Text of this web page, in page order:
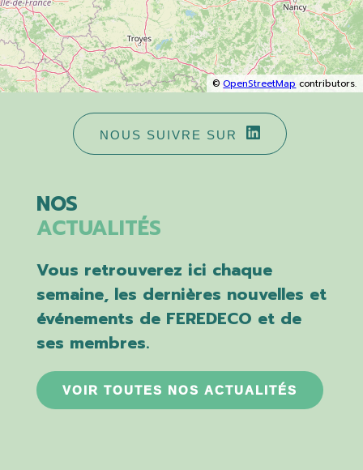
©OpenStreetMapcontributors.
NOUS SUIVRE SUR
NOS
ACTUALITÉS
Vous retrouverez ici chaque
semaine, les dernières nouvelles et
événements de FEREDECO et de
ses membres.
VOIR TOUTES NOS ACTUALITÉS